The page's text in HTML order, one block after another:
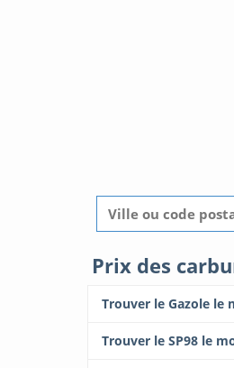
Prix des
Trouver le Gazole le
Trouver le SP98 le